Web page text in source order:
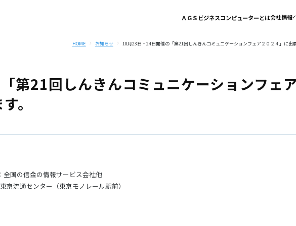
ＡＧＳビジネスコンピューターとは会社情報
HOME お知らせ 10月23日・24日開催の「第21回しんきんコミュニケーションフェア２０２４」に出
第21回しんきんコミュニケーションフェ
。
国の信金の情報サービス会社他
流通センター（東京モノレール駅前）